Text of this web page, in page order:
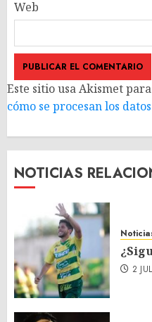
Web
Este sitio usa Akismet
cómo se procesan los
NOTICIAS
2